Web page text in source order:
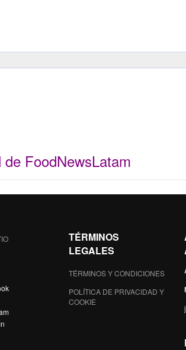
FoodNewsLatam
TÉRMINOS
LEGALES
TÉRMINOS Y CONDICIONES
POLÍTICA DE PRIVACIDAD Y
COOKIE